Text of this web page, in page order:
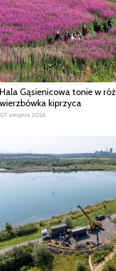
Hala Gąsienicowa tonie w
wierzbówka kiprzyca
07 sierpnia 2026